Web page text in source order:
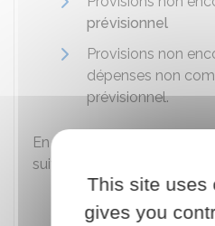
prévisionnel
Provisions non
dépenses non
prévisionnel.
En annexe, le syndic
suivantes :
Somme des
des travaux autres
This site uses
gives you